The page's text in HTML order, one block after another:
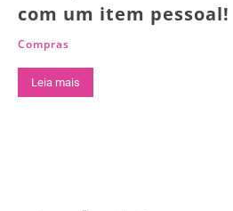
com um item pessoal!
Compras
Leia mais